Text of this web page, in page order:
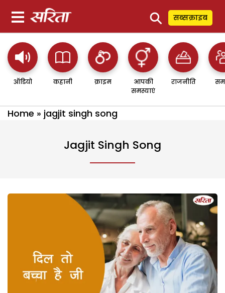
⚲ सब्सक्राइब
ऑडियो कहानी क्राइम
आपकी
समस्याएं
राजनीति
Home » jagjit singh song
Jagjit Singh Song